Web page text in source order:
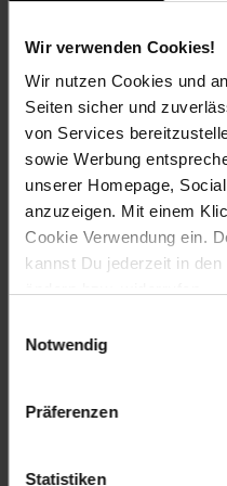
Wir verwenden Cookies!
Wir nutzen Cookies und
Seiten sicher und
von Services
sowie Werbung
unserer Homepage,
anzuzeigen. Mit einem
Cookie Verwendung ein.
kannst Du jederzeit in den
Notwendig
Präferenzen
Statistiken
Netto Reisen
Rezeptwelt
dir einen 15 €**-Gutschein!